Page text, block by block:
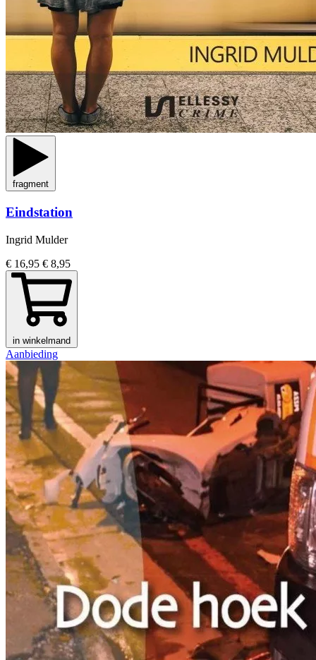
fragment
Eindstation
Ingrid Mulder
€ 16,95 € 8,95
in winkelmand
Aanbieding